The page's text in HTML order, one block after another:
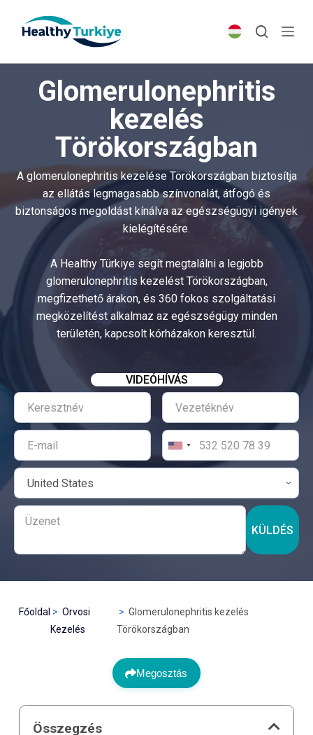
p
t
n
Glomerulonephritis
kezelés
Törökországban
A glomerulonephritis kezelése Törökországban biztosítja
az ellátás legmagasabb színvonalát, átfogó és
biztonságos megoldást kínálva az egészségügyi igények
kielégítésére.
A Healthy Türkiye segít megtalálni a legjobb
glomerulonephritis kezelést Törökországban,
megfizethető árakon, és 360 fokos szolgáltatási
megközelítést alkalmaz az egészségügy minden
területén, kapcsolt kórházakon keresztül.
VIDEÓHÍVÁS
KÜLDÉS
Főoldal
Orvosi
Kezelés
Glomerulonephritis kezelés
Törökországban
Megosztás
Összegzés